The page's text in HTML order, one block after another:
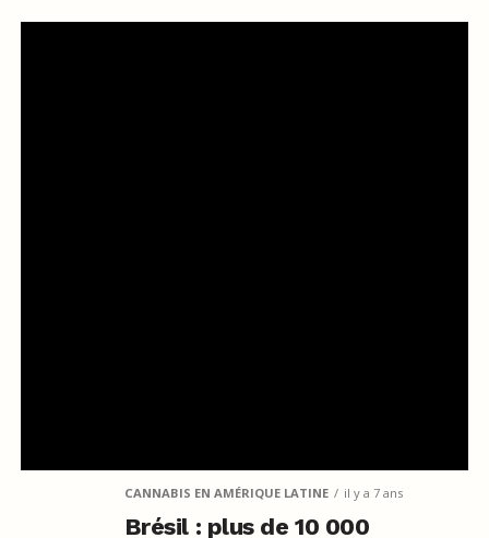
CANNABIS EN AMÉRIQUE LATINE il y a 7 ans
Brésil : plus de 10 000